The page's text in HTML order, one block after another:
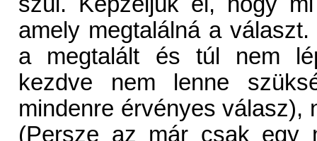
amely megtalálná a
a megtalált és túl nem
kezdve nem lenne
mindenre érvényes válasz),
(Persze az már csak egy